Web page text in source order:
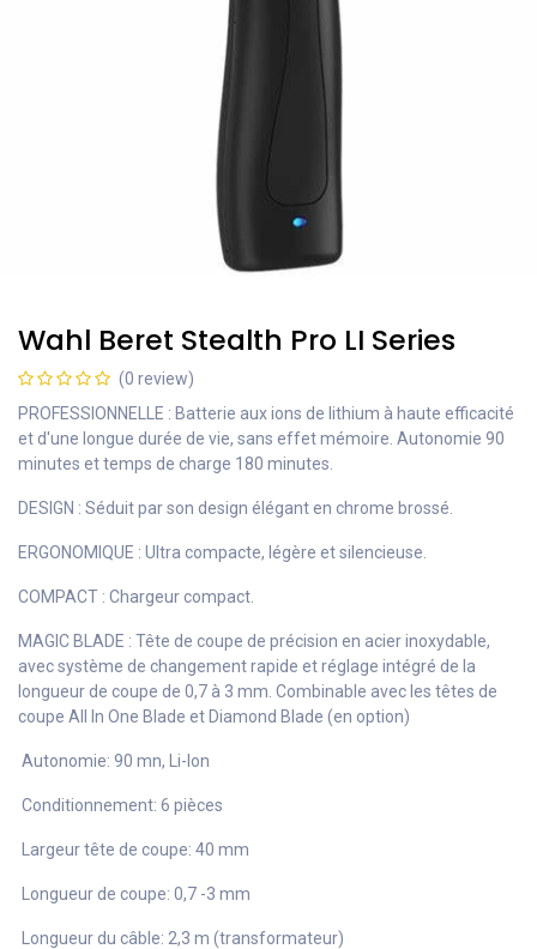
Wahl Beret Stealth Pro LI Series
(0 review)
PROFESSIONNELLE : Batterie aux ions de lithium à haute efficacité
et d'une longue durée de vie, sans effet mémoire. Autonomie 90
minutes et temps de charge 180 minutes.
DESIGN : Séduit par son design élégant en chrome brossé.
ERGONOMIQUE : Ultra compacte, légère et silencieuse.
COMPACT : Chargeur compact.
MAGIC BLADE : Tête de coupe de précision en acier inoxydable,
avec système de changement rapide et réglage intégré de la
longueur de coupe de 0,7 à 3 mm. Combinable avec les têtes de
coupe All In One Blade et Diamond Blade (en option)
Autonomie: 90 mn, Li-Ion
Conditionnement: 6 pièces
Largeur tête de coupe: 40 mm
Longueur de coupe: 0,7 -3 mm
Longueur du câble: 2,3 m (transformateur)